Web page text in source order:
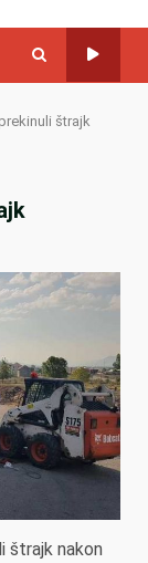
štrajk
štrajk nakon